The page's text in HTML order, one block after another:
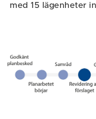
med 15 lägenheter